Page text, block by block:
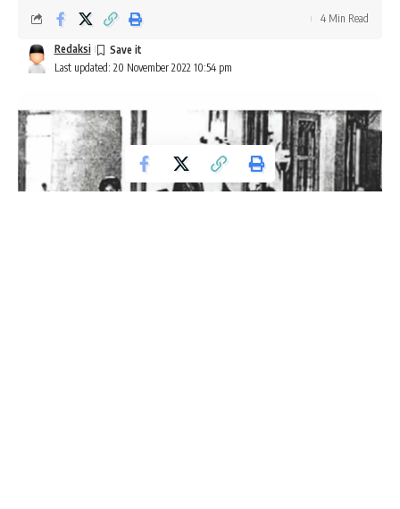
Last updated: 20 November 2022 10:54 pm
Redaksi
4 Min Read